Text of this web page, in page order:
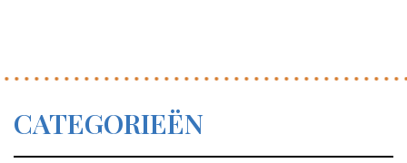
CATEGORIEËN